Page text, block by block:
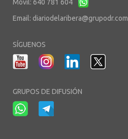
Móvil: 640 781 604
Email: diariodelaribera@grupodr.com
SÍGUENOS
GRUPOS DE DIFUSIÓN